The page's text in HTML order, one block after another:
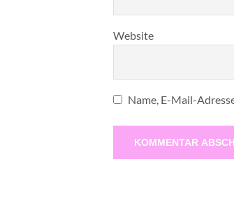
Website
Name, E-Mail-